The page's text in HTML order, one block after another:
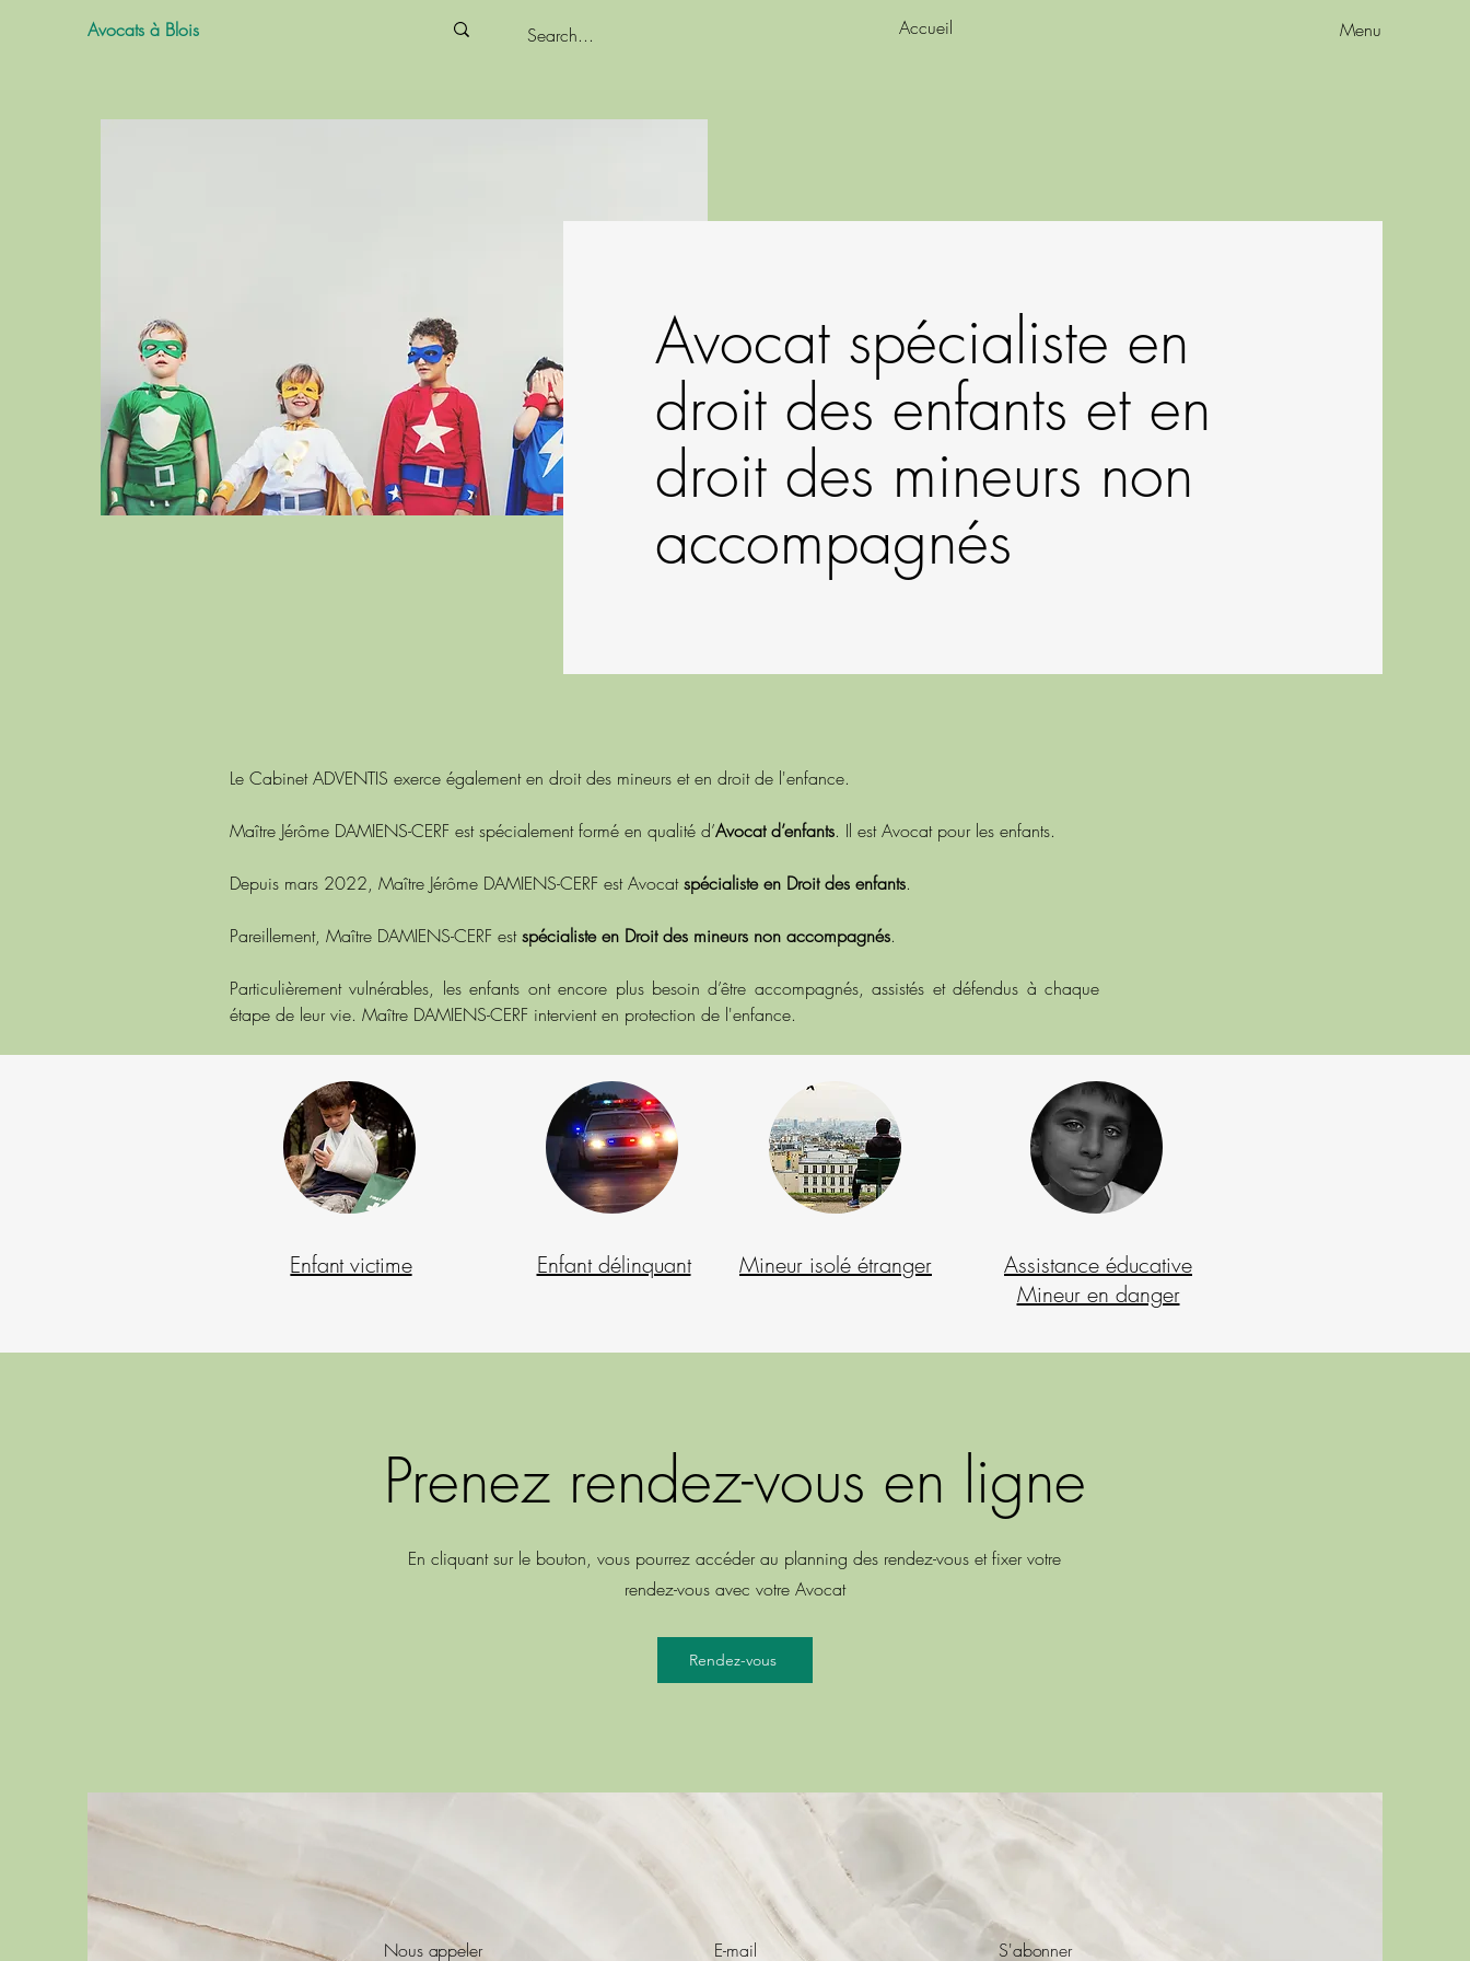
Avocats à Blois Accueil Menu
Avocat spécialiste en
droit des enfants et en
droit des mineurs non
accompagnés
Le Cabinet ADVENTIS exerce également en droit des mineurs et en droit de l'enfance.
Maître Jérôme DAMIENS-CERF est spécialement formé en qualité d’Avocat d’enfants. Il est Avocat pour les enfants.
Depuis mars 2022, Maître Jérôme DAMIENS-CERF est Avocatspécialiste en Droit des enfants.
Pareillement, Maître DAMIENS-CERF estspécialiste en Droit des mineurs non accompagnés.
Particulièrement vulnérables, les enfants ont encore plus besoin d’être accompagnés, assistés et défendus à chaque
étape de leur vie. Maître DAMIENS-CERF intervient en protection de l'enfance.
Enfant victime Enfant délinquant Mineur isolé étranger
Assistance éducative
Mineur en danger
Prenez rendez-vous en ligne
En cliquant sur le bouton, vous pourrez accéder au planning des rendez-vous et fixer votre
rendez-vous avec votre Avocat
Rendez-vous
Nous appeler E-mail S'abonner